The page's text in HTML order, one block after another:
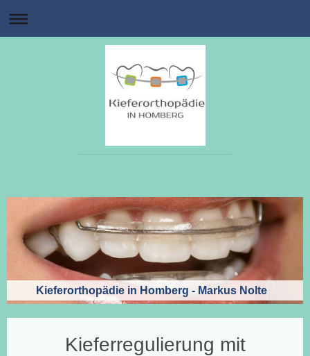
Kieferorthopädie in Homberg - Markus Nolte
Kieferregulierung mit